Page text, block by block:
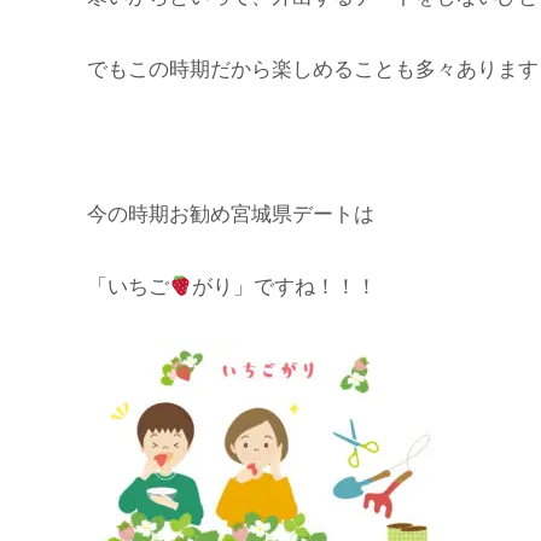
でもこの時期だから楽しめることも多々ありま
今の時期お勧め宮城県デートは
「いちご がり」ですね！！！